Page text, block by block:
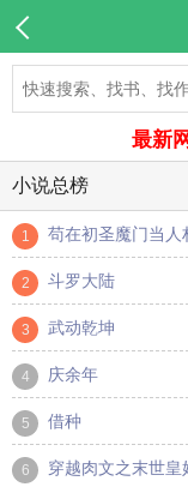
最新
小说总榜
1 苟在初圣魔门当人
2 斗罗大陆
3 武动乾坤
4 庆余年
5 借种
6 穿越肉文之末世皇